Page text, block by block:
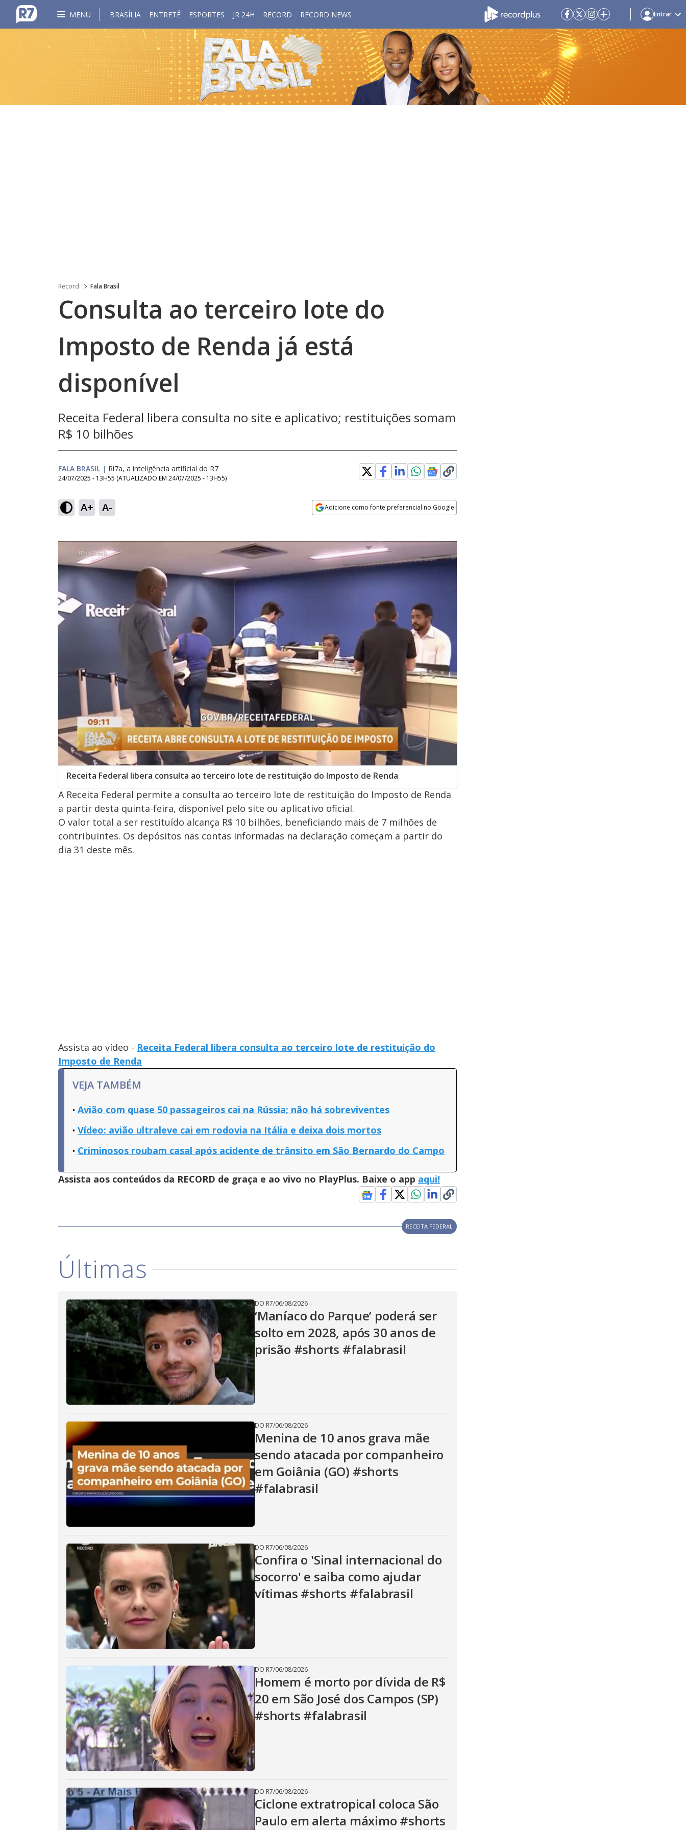
MENU BRASÍLIA ENTRETÊ ESPORTES JR 24H RECORD RECORD NEWS Entrar
Record Fala Brasil
Consulta ao terceiro lote do
Imposto de Renda já está
disponível
Receita Federal libera consulta no site e aplicativo; restituições somam
R$ 10 bilhões
FALA BRASIL | Ri7a, a inteligência artificial do R7
24/07/2025 - 13H55 (ATUALIZADO EM 24/07/2025 - 13H55)
A+ A- Adicione como fonte preferencial no Google
Receita Federal libera consulta ao terceiro lote de restituição do Imposto de Renda
A Receita Federal permite a consulta ao terceiro lote de restituição do Imposto de Renda
a partir desta quinta-feira, disponível pelo site ou aplicativo oficial.
O valor total a ser restituído alcança R$ 10 bilhões, beneficiando mais de 7 milhões de
contribuintes. Os depósitos nas contas informadas na declaração começam a partir do
dia 31 deste mês.
Assista ao vídeo - Receita Federal libera consulta ao terceiro lote de restituição do
Imposto de Renda
VEJA TAMBÉM
Avião com quase 50 passageiros cai na Rússia; não há sobreviventes
Vídeo: avião ultraleve cai em rodovia na Itália e deixa dois mortos
Criminosos roubam casal após acidente de trânsito em São Bernardo do Campo
Assista aos conteúdos da RECORD de graça e ao vivo no PlayPlus. Baixe o app aqui!
RECEITA FEDERAL
Últimas
DO R7/06/08/2026
‘Maníaco do Parque’ poderá ser
solto em 2028, após 30 anos de
prisão #shorts #falabrasil
DO R7/06/08/2026
Menina de 10 anos grava mãe
sendo atacada por companheiro
em Goiânia (GO) #shorts
#falabrasil
DO R7/06/08/2026
Confira o 'Sinal internacional do
socorro' e saiba como ajudar
vítimas #shorts #falabrasil
DO R7/06/08/2026
Homem é morto por dívida de R$
20 em São José dos Campos (SP)
#shorts #falabrasil
DO R7/06/08/2026
Ciclone extratropical coloca São
Paulo em alerta máximo #shorts